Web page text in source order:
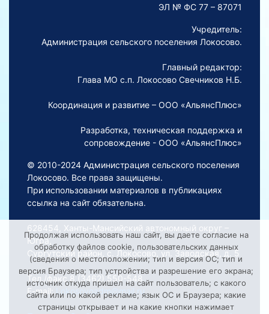
ЭЛ № ФС 77 – 87071
Учредитель:
Администрация сельского поселения Локосово.
Главный редактор:
Глава МО с.п. Локосово Свечников Н.Б.
Координация и развитие – ООО «АльянсПлюс»
Разработка, техническая поддержка и
сопровождение - ООО «АльянсПлюс»
© 2010-2024 Администрация сельского поселения
Локосово. Все права защищены.
При использовании материалов в публикациях
ссылка на сайт обязательна.
628454, Ханты-Мансийский автономный округ –
Югра,
Сургутский район, с. Локосово, ул. Заводская, д. 5
Тел./факс 8 (3462) 550-548
E-mail:
Lokosovoadm@mail.ru
Продолжая использовать наш сайт, вы даете согласие на
обработку файлов cookie, пользовательских данных
(сведения о местоположении; тип и версия ОС; тип и
версия Браузера; тип устройства и разрешение его экрана;
источник откуда пришел на сайт пользователь; с какого
сайта или по какой рекламе; язык ОС и Браузера; какие
страницы открывает и на какие кнопки нажимает